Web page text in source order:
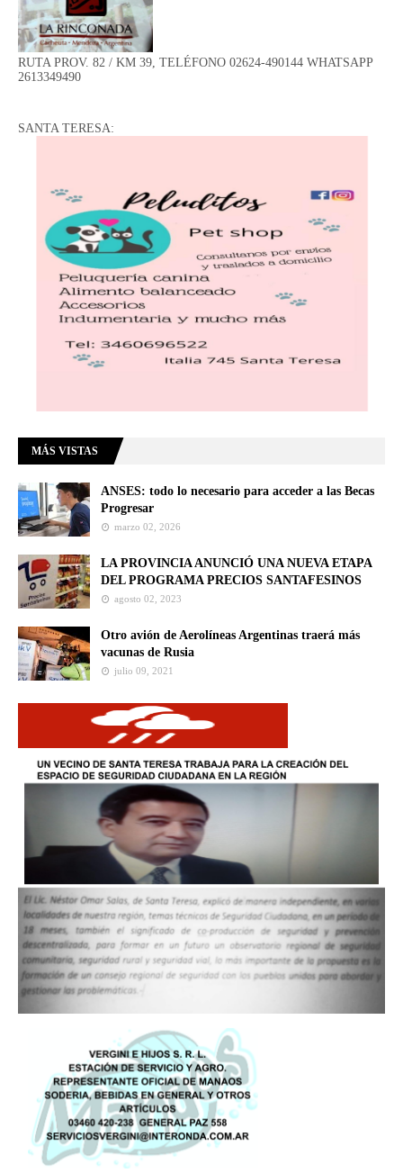
RUTA PROV. 82 / KM 39, TELÉFONO 02624-490144 WHATSAPP
2613349490
SANTA TERESA:
MÁS VISTAS
ANSES: todo lo necesario para acceder a las Becas
Progresar
marzo 02, 2026
LA PROVINCIA ANUNCIÓ UNA NUEVA ETAPA
DEL PROGRAMA PRECIOS SANTAFESINOS
agosto 02, 2023
Otro avión de Aerolíneas Argentinas traerá más
vacunas de Rusia
julio 09, 2021